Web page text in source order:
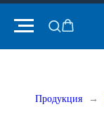
Продукция